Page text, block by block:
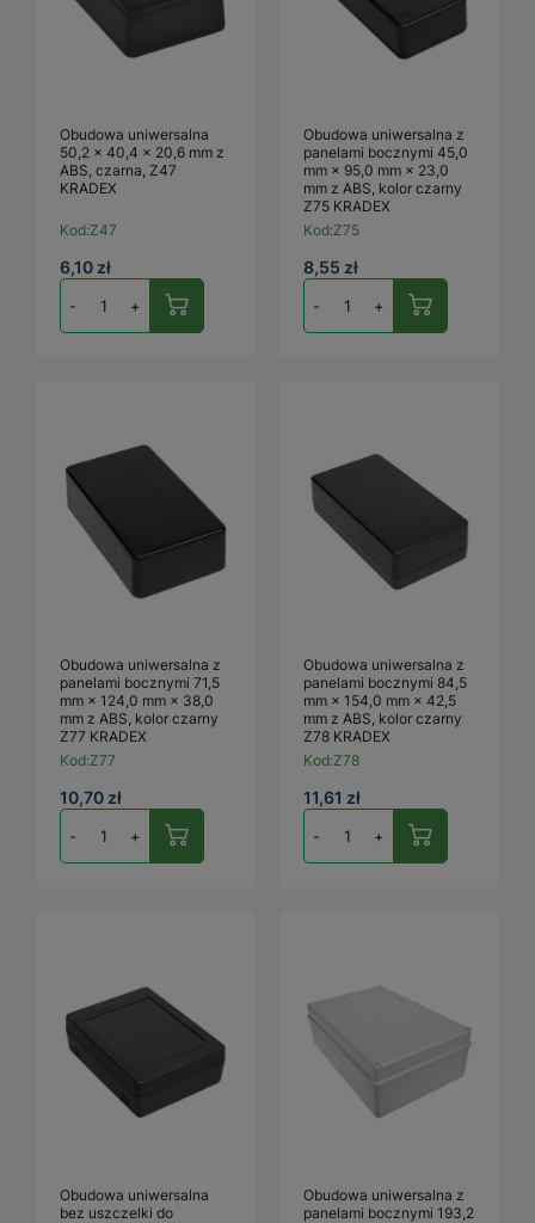
Obudowa uniwersalna
50,2 × 40,4 × 20,6 mm z
ABS, czarna, Z47
KRADEX
Kod:Z47
6,10 zł
- +
Obudowa uniwersalna z
panelami bocznymi 45,0
mm × 95,0 mm × 23,0
mm z ABS, kolor czarny
Z75 KRADEX
Kod:Z75
8,55 zł
- +
Obudowa uniwersalna z
panelami bocznymi 71,5
mm × 124,0 mm × 38,0
mm z ABS, kolor czarny
Z77 KRADEX
Kod:Z77
10,70 zł
- +
Obudowa uniwersalna z
panelami bocznymi 84,5
mm × 154,0 mm × 42,5
mm z ABS, kolor czarny
Z78 KRADEX
Kod:Z78
11,61 zł
- +
Obudowa uniwersalna
bez uszczelki do
Obudowa uniwersalna z
panelami bocznymi 193,2